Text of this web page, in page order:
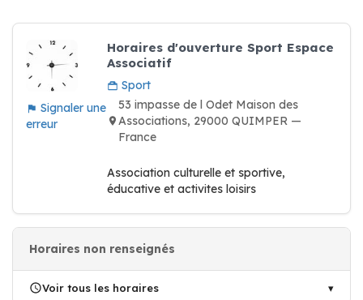
Signaler une
erreur
Horaires d'ouverture Sport Espace
Associatif
Sport
53 impasse de l Odet Maison des
Associations, 29000 QUIMPER —
France
Association culturelle et sportive,
éducative et activites loisirs
Horaires non renseignés
Voir tous les horaires